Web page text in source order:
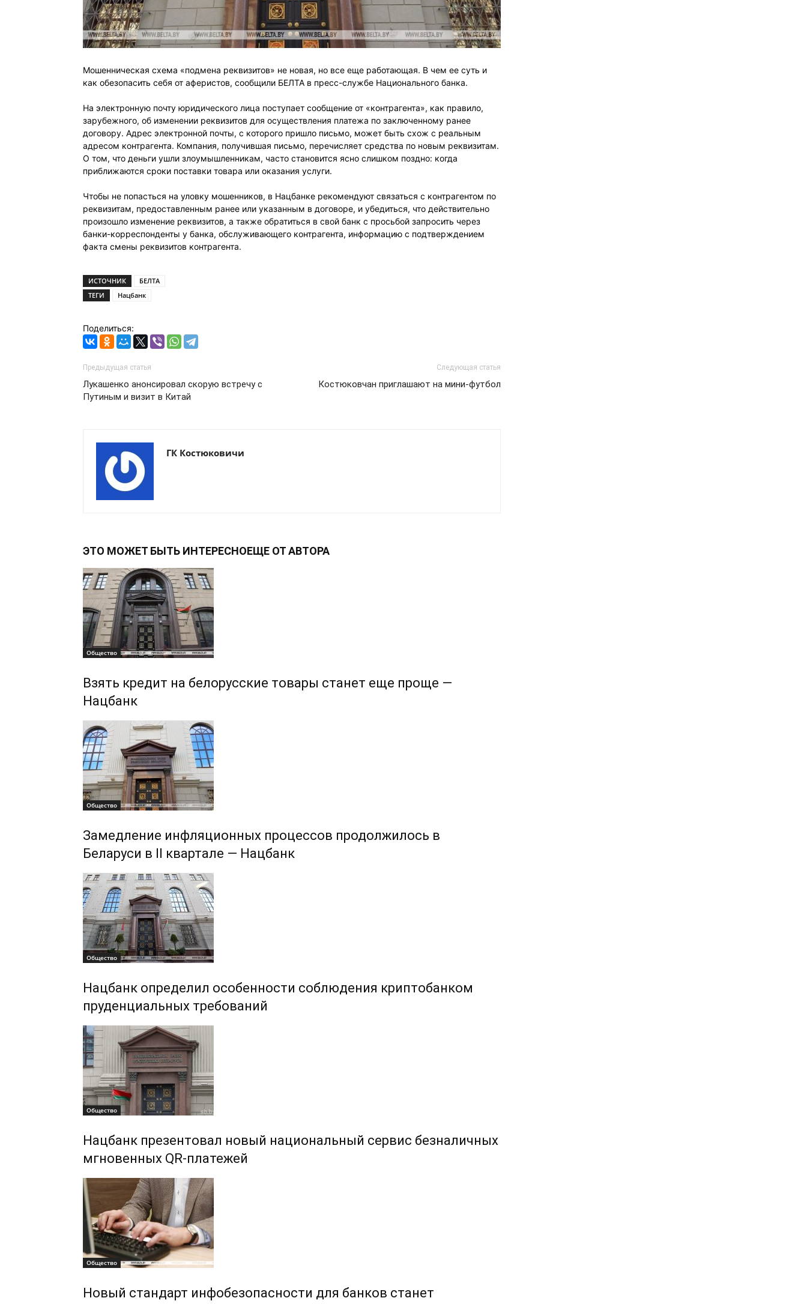
Мошенническая схема «подмена реквизитов» не новая, но все еще работающая. В чем ее суть и
как обезопасить себя от аферистов, сообщили БЕЛТА в пресс-службе Национального банка.
На электронную почту юридического лица поступает сообщение от «контрагента», как правило,
зарубежного, об изменении реквизитов для осуществления платежа по заключенному ранее
договору. Адрес электронной почты, с которого пришло письмо, может быть схож с реальным
адресом контрагента. Компания, получившая письмо, перечисляет средства по новым реквизитам.
О том, что деньги ушли злоумышленникам, часто становится ясно слишком поздно: когда
приближаются сроки поставки товара или оказания услуги.
Чтобы не попасться на уловку мошенников, в Нацбанке рекомендуют связаться с контрагентом по
реквизитам, предоставленным ранее или указанным в договоре, и убедиться, что действительно
произошло изменение реквизитов, а также обратиться в свой банк с просьбой запросить через
банки-корреспонденты у банка, обслуживающего контрагента, информацию с подтверждением
факта смены реквизитов контрагента.
ИСТОЧНИК
БЕЛТА
ТЕГИ
Нацбанк
Поделиться:
Предыдущая статья
Лукашенко анонсировал скорую встречу с
Путиным и визит в Китай
Следующая статья
Костюковчан приглашают на мини-футбол
ГК Костюковичи
ЭТО МОЖЕТ БЫТЬ ИНТЕРЕСНОЕЩЕ ОТ АВТОРА
Общество
Взять кредит на белорусские товары станет еще проще —
Нацбанк
Общество
Замедление инфляционных процессов продолжилось в
Беларуси в II квартале — Нацбанк
Общество
Нацбанк определил особенности соблюдения криптобанком
пруденциальных требований
Общество
Нацбанк презентовал новый национальный сервис безналичных
мгновенных QR-платежей
Общество
Новый стандарт инфобезопасности для банков станет